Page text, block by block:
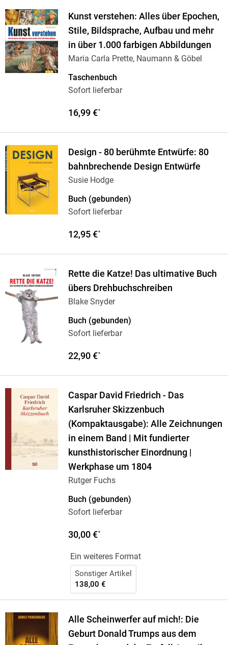
Kunst verstehen: Alles über Epochen,
Stile, Bildsprache, Aufbau und mehr
in über 1.000 farbigen Abbildungen
Maria Carla Prette, Naumann & Göbel
Taschenbuch
Sofort lieferbar
16,99 €*
Design - 80 berühmte Entwürfe: 80
bahnbrechende Design Entwürfe
Susie Hodge
Buch (gebunden)
Sofort lieferbar
12,95 €*
Rette die Katze! Das ultimative Buch
übers Drehbuchschreiben
Blake Snyder
Buch (gebunden)
Sofort lieferbar
22,90 €*
Caspar David Friedrich - Das
Karlsruher Skizzenbuch
(Kompaktausgabe): Alle Zeichnungen
in einem Band | Mit fundierter
kunsthistorischer Einordnung |
Werkphase um 1804
Rutger Fuchs
Buch (gebunden)
Sofort lieferbar
30,00 €*
Ein weiteres Format
Sonstiger Artikel
138,00 €
Alle Scheinwerfer auf mich!: Die
Geburt Donald Trumps aus dem